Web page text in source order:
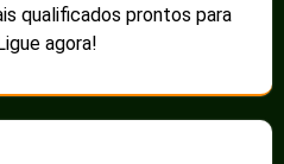
qualificados prontos para
agora!